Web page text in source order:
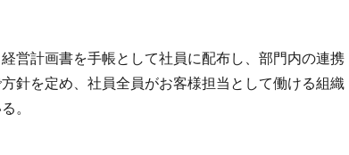
営計画書を手帳として社員に配布し、部門内の連携
針を定め、社員全員がお客様担当として働ける組織
。